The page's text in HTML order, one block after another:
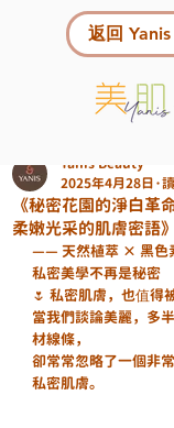
返回
《秘密花園的淨白革
柔嫩光采的肌膚密語》
Yanis Beauty
2025年4月28日
—— 天然植萃 × 黑色
私密美學不再是秘密
🌷 私密肌膚，也值得
當我們談論美麗，多
材線條，
卻常常忽略了一個非
私密肌膚。